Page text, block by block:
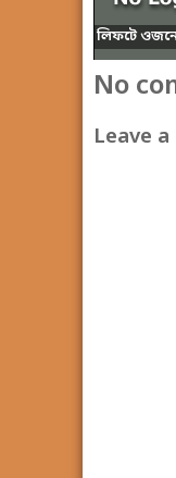
লিফটে
No
Leave a